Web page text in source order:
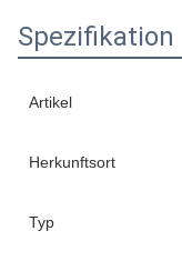
Spezifikation
Artikel
Herkunftsort
Typ